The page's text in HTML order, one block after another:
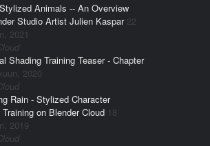
Animals -- An Overview
Studio Artist Julien Kaspar 22
2021
Shading Training Teaser - Chapter
2020
Rain - Stylized Character
on Blender Cloud 18
2019